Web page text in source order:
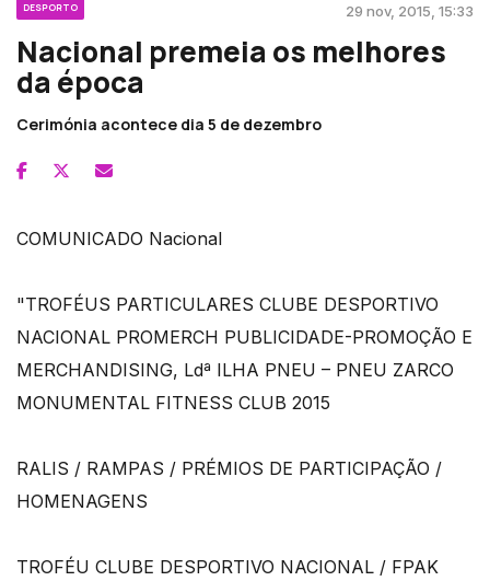
DESPORTO 29 nov, 2015, 15:33
Nacional premeia os melhores
da época
Cerimónia acontece dia 5 de dezembro
COMUNICADO Nacional
"TROFÉUS PARTICULARES CLUBE DESPORTIVO
NACIONAL PROMERCH PUBLICIDADE-PROMOÇÃO E
MERCHANDISING, Ldª ILHA PNEU – PNEU ZARCO
MONUMENTAL FITNESS CLUB 2015
RALIS / RAMPAS / PRÉMIOS DE PARTICIPAÇÃO /
HOMENAGENS
TROFÉU CLUBE DESPORTIVO NACIONAL / FPAK